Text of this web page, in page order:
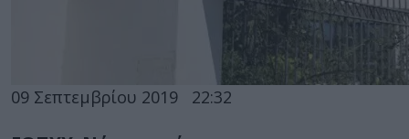
09 Σεπτεμβρίου 2019 22:32